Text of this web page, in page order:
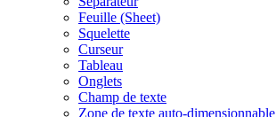
Feuille (Sheet)
Squelette
Curseur
Tableau
Onglets
Champ de texte
Zone de texte auto-dimensionnable